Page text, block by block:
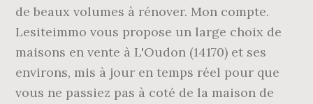
de beaux volumes à rénover. Mon compte.
Lesiteimmo vous propose un large choix de
maisons en vente à L'Oudon (14170) et ses
environs, mis à jour en temps réel pour que
vous ne passiez pas à coté de la maison de